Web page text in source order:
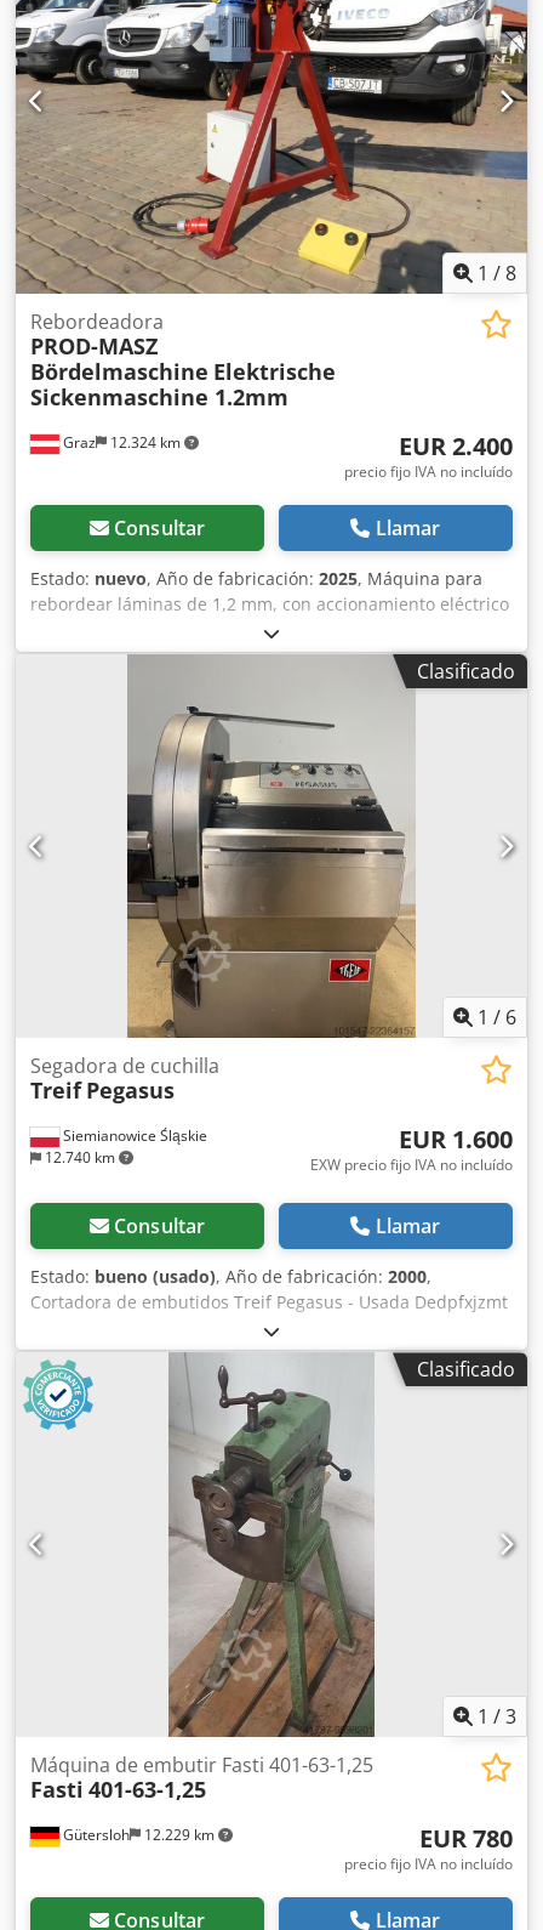
1 /8
Graz 12.324 km
Rebordeadora
PROD-MASZ
Bördelmaschine Elektrische
Sickenmaschine 1.2mm
EUR 2.400
precio fijo IVA no incluído
Consultar Llamar
Estado: nuevo, Año de fabricación: 2025, Máquina para
rebordear láminas de 1,2 mm, con accionamiento eléctrico
* Espesor de la lámina a rebordear: 1,2 mm Dwedsb
Hqbcjpfx Am Tsa * Posibilidad de regular el tope * La
forma de los rodillos se puede personalizar según el
pedido, sin coste adicional Construcción estable y robusta
con un diseño moderno. Las máquinas para rebordear
Prod-Masz son ideales para la fabricación de diversos
tipos de rebordes. Incluye 4 pares de rodillos para
rebordear y rebordear bordes. Para un almacenamiento
preciso de los ejes. ¡Esperamos su contacto! Emitimos
facturas con 0 % (entrega intracomunitaria) y también con
Clasificado
1 / 6
Siemianowice Śląskie
12.740 km
Segadora de cuchilla
Treif Pegasus
EUR 1.600
EXW precio fijo IVA no incluído
Consultar Llamar
Estado: bueno (usado), Año de fabricación: 2000,
Cortadora de embutidos Treif Pegasus - Usada Dedpfxjzmt
U Sj Am Tjwa - Año de fabricación: 2000 - En buen estado
técnico - Grosor de la loncha: de 4 a 14 mm - Recogida en
almacén / opción de transporte - Precio: 1.600 € EXWClasificado
1 /3
Gütersloh 12.229 km
Máquina de embutir Fasti 401-63-1,25
Fasti 401-63-1,25
EUR 780
precio fijo IVA no incluído
Consultar Llamar